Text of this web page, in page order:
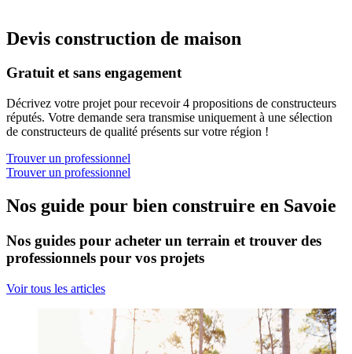
Devis construction de maison
Gratuit et sans engagement
Décrivez votre projet pour recevoir 4 propositions de constructeurs
réputés. Votre demande sera transmise uniquement à une sélection
de constructeurs de qualité présents sur votre région !
Trouver un professionnel
Trouver un professionnel
Nos guide pour bien construire en Savoie
Nos guides pour acheter un terrain et trouver des
professionnels pour vos projets
Voir tous les articles